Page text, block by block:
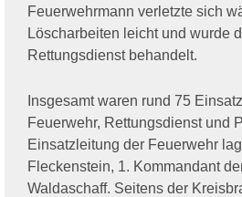
Feuerwehrmann verletzte sich
Löscharbeiten leicht und wurde
Rettungsdienst behandelt.
Insgesamt waren rund 75
Feuerwehr, Rettungsdienst und
Einsatzleitung der Feuerwehr
Fleckenstein, 1. Kommandant
Waldaschaff. Seitens der